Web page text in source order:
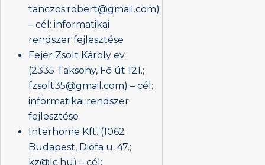
tanczos.robert@gmail.com)
– cél: informatikai
rendszer fejlesztése
Fejér Zsolt Károly ev.
(2335 Taksony, Fő út 121.;
fzsolt35@gmail.com) – cél:
informatikai rendszer
fejlesztése
Interhome Kft. (1062
Budapest, Diófa u. 47.;
kz@lc.hu) – cél: